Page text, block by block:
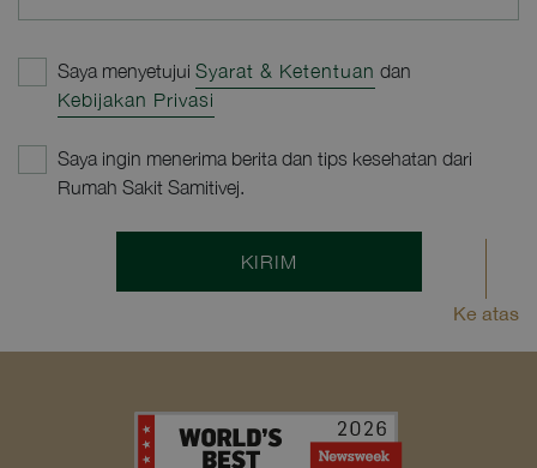
Saya menyetujui Syarat & Ketentuan dan
Kebijakan Privasi
Saya ingin menerima berita dan tips kesehatan dari
Rumah Sakit Samitivej.
KIRIM
Ke atas